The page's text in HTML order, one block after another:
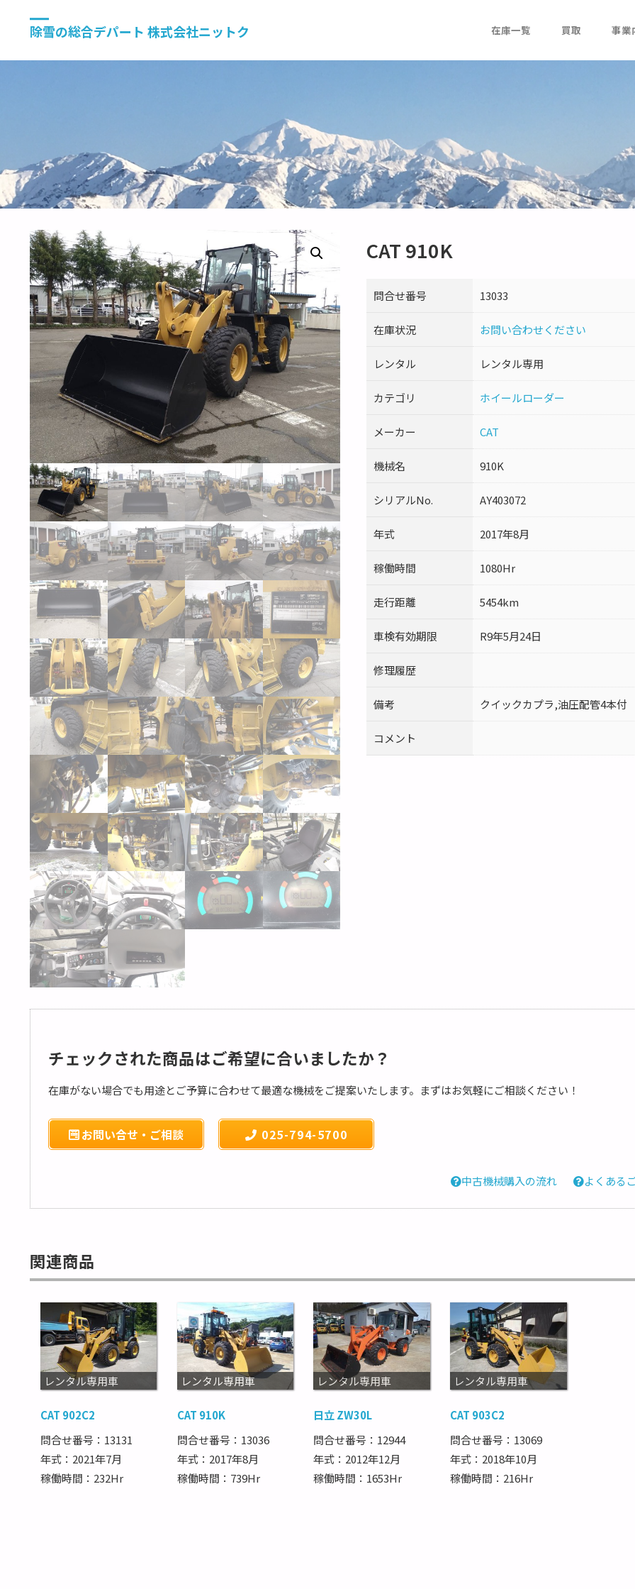
除雪の総合デパート 株式会社ニットク 在庫一覧 買取 事業
CAT 910K
問合せ番号 13033
在庫状況 お問い合わせください
レンタル レンタル専用
カテゴリ ホイールローダー
メーカー CAT
機械名 910K
シリアルNo. AY403072
年式 2017年8月
稼働時間 1080Hr
走行距離 5454km
車検有効期限 R9年5月24日
修理履歴
備考 クイックカプラ,油圧配管4本付
コメント
チェックされた商品はご希望に合いましたか？
在庫がない場合でも用途とご予算に合わせて最適な機械をご提案いたします。まずはお気軽にご相談ください！
お問い合せ・ご相談 025-794-5700
中古機械購入の流れ よくある
関連商品
レンタル専用車
CAT 902C2
問合せ番号：13131
年式：2021年7月
稼働時間：232Hr
レンタル専用車
CAT 910K
問合せ番号：13036
年式：2017年8月
稼働時間：739Hr
レンタル専用車
日立 ZW30L
問合せ番号：12944
年式：2012年12月
稼働時間：1653Hr
レンタル専用車
CAT 903C2
問合せ番号：13069
年式：2018年10月
稼働時間：216Hr